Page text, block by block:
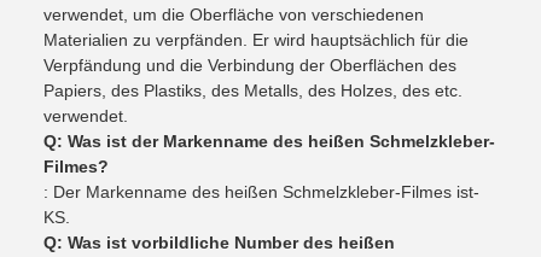
verwendet, um die Oberfläche von verschiedenen
Materialien zu verpfänden. Er wird hauptsächlich für die
Verpfändung und die Verbindung der Oberflächen des
Papiers, des Plastiks, des Metalls, des Holzes, des etc.
verwendet.
Q: Was ist der Markenname des heißen Schmelzkleber-
Filmes?
: Der Markenname des heißen Schmelzkleber-Filmes ist-
KS.
Q: Was ist vorbildliche Number des heißen